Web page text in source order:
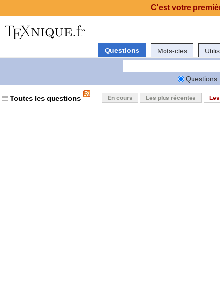
Questions Mots-clés
Questions
Toutes les questions En cours Les plus récentes
C'est votre